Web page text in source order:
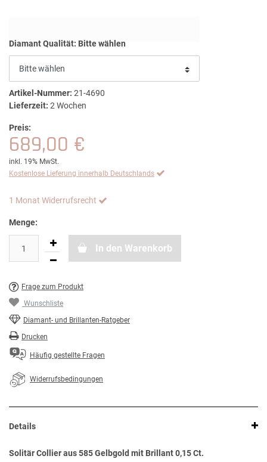
Diamant Qualität: Bitte wählen
Artikel-Nummer: 21-4690
Lieferzeit: 2 Wochen
Preis:
689,00 €
inkl. 19% MwSt.
Kostenlose Lieferung innerhalb Deutschlands
1 Monat Widerrufsrecht
Menge:
In den Warenkorb
Frage zum Produkt
Wunschliste
Diamant- und Brillanten-Ratgeber
Drucken
Häufig gestellte Fragen
Widerrufsbedingungen
Details
Solitär Collier aus 585 Gelbgold mit Brillant 0,15 Ct.